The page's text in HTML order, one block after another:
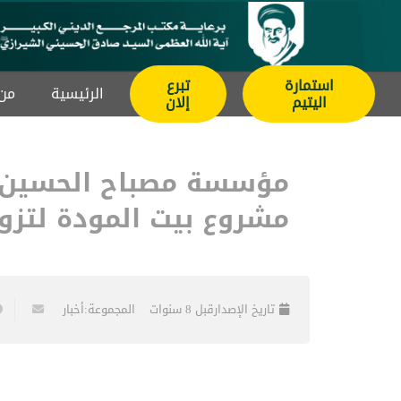
استمارة
اليتيم
تبرع
إلان الرئيسیة
مؤسسة مصباح الحسين
مشروع بيت المودة
تاريخ الإصدارقبل 8 سنوات المجموعة:أخبار